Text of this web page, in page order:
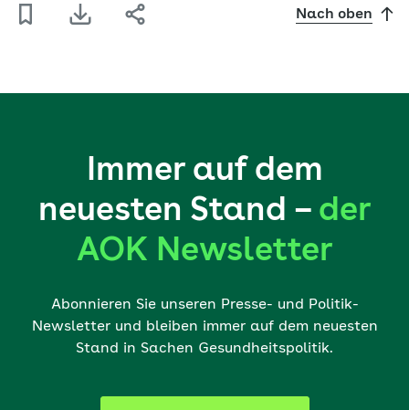
Nach oben
Immer auf dem
neuesten Stand – der
AOK Newsletter
Abonnieren Sie unseren Presse- und Politik-
Newsletter und bleiben immer auf dem neuesten
Stand in Sachen Gesundheitspolitik.